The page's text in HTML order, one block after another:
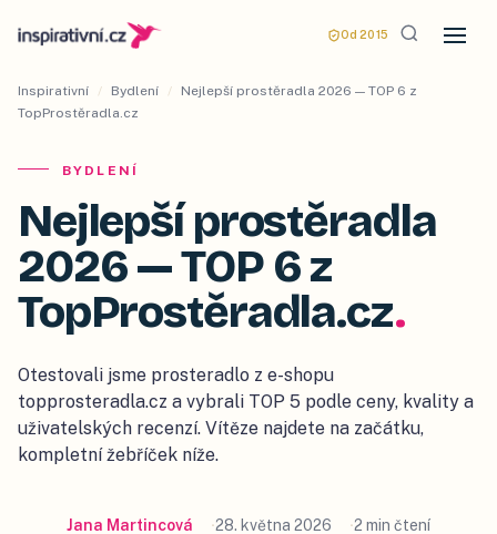
Od 2015
Inspirativní / Bydlení /
Nejlepší prostěradla 2026 — TOP 6 z
TopProstěradla.cz
BYDLENÍ
Nejlepší prostěradla
2026 — TOP 6 z
TopProstěradla.cz.
Otestovali jsme prosteradlo z e-shopu
topprosteradla.cz a vybrali TOP 5 podle ceny, kvality a
uživatelských recenzí. Vítěze najdete na začátku,
kompletní žebříček níže.
Jana Martincová 28. května 2026 2 min čtení